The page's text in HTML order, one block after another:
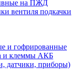
на ПЖД
вентиля подкачки
и гофрированные
и клеммы АКБ
датчики, приборы)